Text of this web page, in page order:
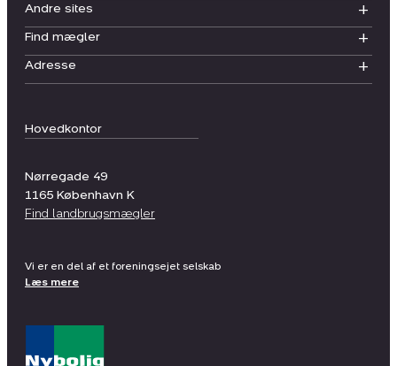
Hovedkontor
Nørregade 49
1165 København K
Find landbrugsmægler
Andre sites
Find mægler
Adresse
Vi er en del af et foreningsejet selskab
Læs mere